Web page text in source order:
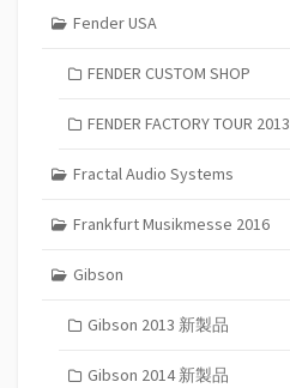
Fender USA
FENDER CUSTOM SHOP
FENDER FACTORY TOUR 2013
Fractal Audio Systems
Frankfurt Musikmesse 2016
Gibson
Gibson 2013 新製品
Gibson 2014 新製品